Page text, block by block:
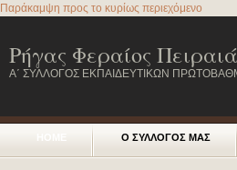
Παράκαμψη προς το κυρίως περιεχόμενο
Ρήγας Φεραίος
Α΄ ΣΥΛΛΟΓΟΣ ΕΚΠΑΙΔΕΥΤΙΚΩΝ
HOME Ο ΣΥΛΛΟΓΟΣ ΜΑΣ